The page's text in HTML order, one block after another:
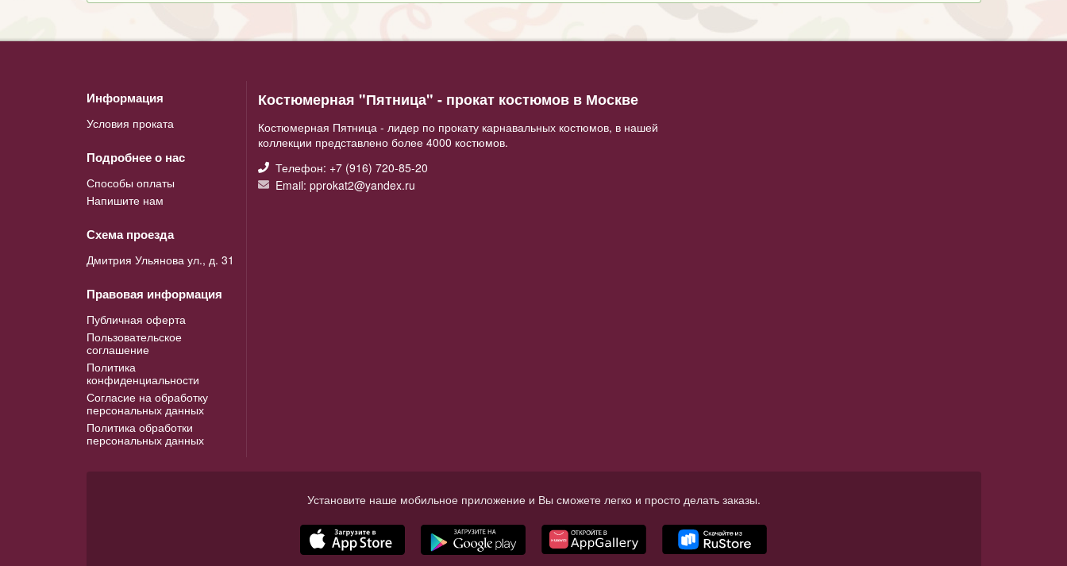
Информация
Условия проката
Подробнее о нас
Способы оплаты
Напишите нам
Схема проезда
Дмитрия Ульянова ул., д. 31
Правовая информация
Публичная оферта
Пользовательское
соглашение
Политика
конфиденциальности
Согласие на обработку
персональных данных
Политика обработки
персональных данных
Костюмерная "Пятница" - прокат костюмов в Москве
Костюмерная Пятница - лидер по прокату карнавальных костюмов, в нашей
коллекции представлено более 4000 костюмов.
Телефон: +7 (916) 720-85-20
Email: pprokat2@yandex.ru
Установите наше мобильное приложение и Вы сможете легко и просто делать заказы.